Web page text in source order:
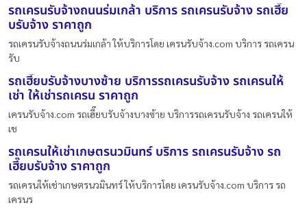
รถเครนรับจ้างถนนร่มเกล้า บริการ รถเครนรับจ้าง รถเฮี๊ย
บรับจ้าง ราคาถูก
รถเครนรับจ้างถนนร่มเกล้า ให้บริการโดย เครนรับจ้าง.com บริการ รถเครน
รับ
รถเฮี๊ยบรับจ้างบางซ้าย บริการรถเครนรับจ้าง รถเครนให้
เช่า ให้เช่ารถเครน ราคาถูก
เครนรับจ้าง.com รถเฮี๊ยบรับจ้างบางซ้าย บริการรถเครนรับจ้าง รถเครนให้
เช
รถเครนให้เช่าเกษตรนวมินทร์ บริการ รถเครนรับจ้าง รถ
เฮี๊ยบรับจ้าง ราคาถูก
รถเครนให้เช่าเกษตรนวมินทร์ ให้บริการโดย เครนรับจ้าง.com บริการ รถ
เครนร